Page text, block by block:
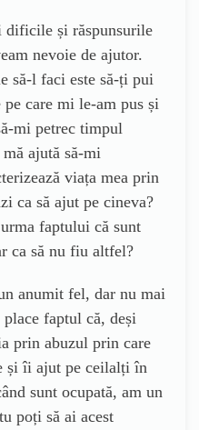
dificile și răspunsurile
nevoie de ajutor.
să-l faci este să-ți pui
care mi le-am pus și
mi petrec timpul
ajută să-mi
viața mea prin
ca să ajut pe cineva?
faptului că sunt
ca să nu fiu altfel?
anumit fel, dar nu mai
faptul că, deși
prin abuzul prin care
și îi ajut pe ceilalți în
sunt ocupată, am un
poți să ai acest